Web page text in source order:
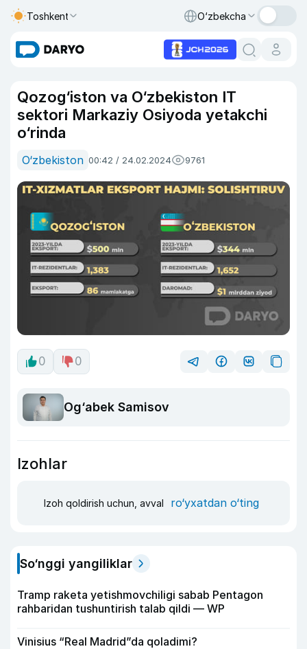
Toshkent O‘zbekcha
Qozog‘iston va O‘zbekiston IT
sektori Markaziy Osiyoda yetakchi
o‘rinda
O‘zbekiston 00:42 / 24.02.2024 9761
0 0
Og‘abek Samisov
Izohlar
Izoh qoldirish uchun, avval ro‘yxatdan o‘ting
So‘nggi yangiliklar
Tramp raketa yetishmovchiligi sabab Pentagon
rahbaridan tushuntirish talab qildi — WP
Vinisius “Real Madrid”da qoladimi?